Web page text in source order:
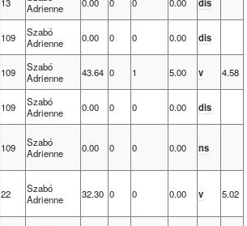
Adrienne
109
Szabó
Adrienne
0.00 0 0 0.00
dis
109
Szabó
Adrienne
43.64 0 1 5.00 v
4.58
109
Szabó
Adrienne
0.00 0 0 0.00
dis
109
Szabó
Adrienne
0.00 0 0 0.00 ns
22
Szabó
Adrienne
32.30 0 0 0.00 v 5.02